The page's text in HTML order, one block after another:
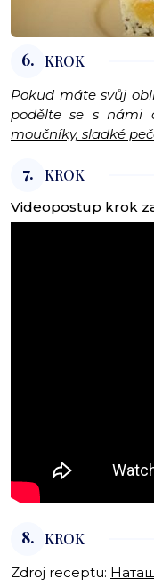
6. KROK
Pokud máte svůj
podělte se s námi
moučníky, sladké
7. KROK
Videopostup krok
8. KROK
Zdroj receptu: